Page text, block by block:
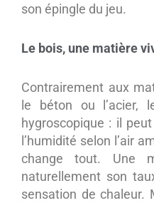
son épingle du jeu.
Le bois, une matière
Contrairement aux
le béton ou l’acier,
hygroscopique : il
l’humidité selon l’air
change tout. Une
naturellement son
sensation de chaleur.